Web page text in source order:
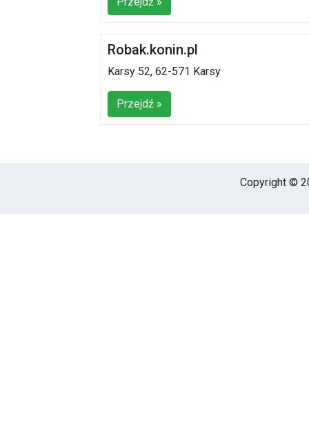
Robak.konin.pl
Karsy 52, 62-571 Karsy
Przejdź »
Copyright ©